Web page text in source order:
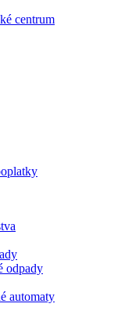
centrum
odpady
automaty